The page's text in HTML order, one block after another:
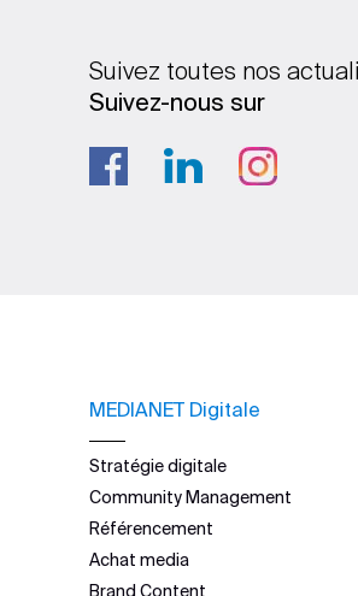
Suivez toutes nos
Suivez-nous sur
MEDIANET Digitale
Stratégie digitale
Community Management
Référencement
Achat media
Brand Content